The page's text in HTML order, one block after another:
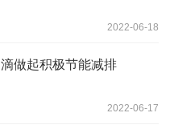
2022-06-18
做起积极节能减排
2022-06-17